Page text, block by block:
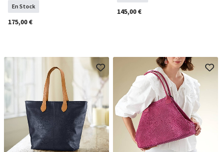
En Stock
175,00 €
145,00 €